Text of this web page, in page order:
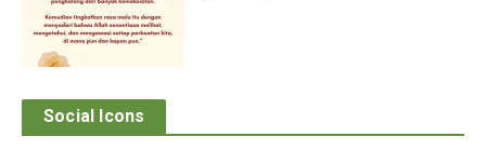
Social Icons